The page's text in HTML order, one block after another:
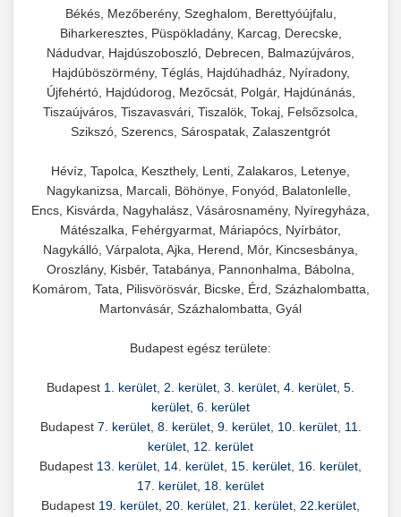
Békés, Mezőberény, Szeghalom, Berettyóújfalu,
Biharkeresztes, Püspökladány, Karcag, Derecske,
Nádudvar, Hajdúszoboszló, Debrecen, Balmazújváros,
Hajdúböszörmény, Téglás, Hajdúhadház, Nyíradony,
Újfehértó, Hajdúdorog, Mezőcsát, Polgár, Hajdúnánás,
Tiszaújváros, Tiszavasvári, Tiszalök, Tokaj, Felsőzsolca,
Szikszó, Szerencs, Sárospatak, Zalaszentgrót
Hévíz, Tapolca, Keszthely, Lenti, Zalakaros, Letenye,
Nagykanizsa, Marcali, Böhönye, Fonyód, Balatonlelle,
Encs, Kisvárda, Nagyhalász, Vásárosnamény, Nyíregyháza,
Mátészalka, Fehérgyarmat, Máriapócs, Nyírbátor,
Nagykálló, Várpalota, Ajka, Herend, Mór, Kincsesbánya,
Oroszlány, Kisbér, Tatabánya, Pannonhalma, Bábolna,
Komárom, Tata, Pilisvörösvár, Bicske, Érd, Százhalombatta,
Martonvásár, Százhalombatta, Gyál
Budapest egész területe:
Budapest 1. kerület 2. kerület 3. kerület 4. kerület 5.
kerület 6. kerület
Budapest 7. kerület, 8. kerület, 9. kerület, 10. kerület, 11.
kerület 12. kerület
Budapest 13. kerület 14. kerület 15. kerület 16. kerület
17. kerület 18. kerület
Budapest 19. kerület 20. kerület 21. kerület 22.kerület